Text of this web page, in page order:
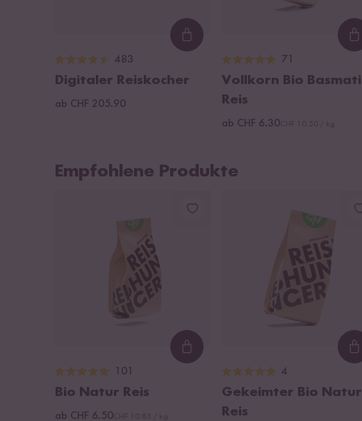
Loading...
483
Digitaler Reiskocher
ab CHF 205.90
71
Vollkorn Bio Basmati
Reis
ab CHF 6.30
Empfohlene Produkte
Loading...
101
Bio Natur Reis
ab CHF 6.50
4
Gekeimter Bio Natur
Reis